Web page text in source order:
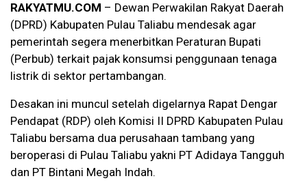
RAKYATMU.COM – Dewan Perwakilan Rakyat Daerah
(DPRD) Kabupaten Pulau Taliabu mendesak agar
pemerintah segera menerbitkan Peraturan Bupati
(Perbub) terkait pajak konsumsi penggunaan tenaga
listrik di sektor pertambangan.
Desakan ini muncul setelah digelarnya Rapat Dengar
Pendapat (RDP) oleh Komisi II DPRD Kabupaten Pulau
Taliabu bersama dua perusahaan tambang yang
beroperasi di Pulau Taliabu yakni PT Adidaya Tangguh
dan PT Bintani Megah Indah.